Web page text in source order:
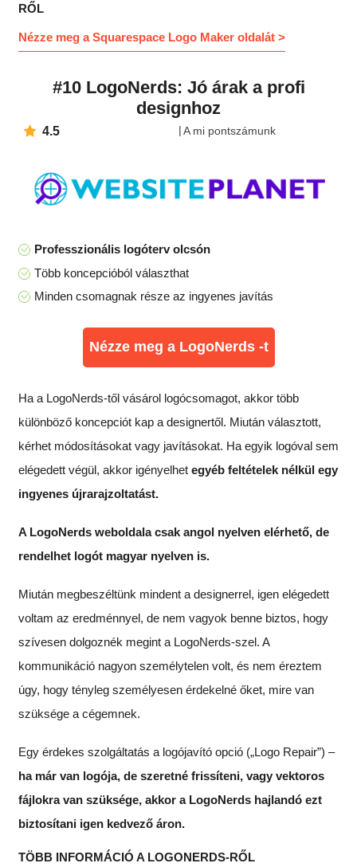
RŐL
Nézze meg a Squarespace Logo Maker oldalát >
#10 LogoNerds: Jó árak a profi
designhoz
4.5 A mi pontszámunk
Professzionális logóterv olcsón
Több koncepcióból választhat
Minden csomagnak része az ingyenes javítás
Nézze meg a LogoNerds -t
Ha a LogoNerds-től vásárol logócsomagot, akkor több
különböző koncepciót kap a designertől. Miután választott,
kérhet módosításokat vagy javításokat. Ha egyik logóval sem
elégedett végül, akkor igényelhet egyéb feltételek nélkül egy
ingyenes újrarajzoltatást.
A LogoNerds weboldala csak angol nyelven elérhető, de
rendelhet logót magyar nyelven is.
Miután megbeszéltünk mindent a designerrel, igen elégedett
voltam az eredménnyel, de nem vagyok benne biztos, hogy
szívesen dolgoznék megint a LogoNerds-szel. A
kommunikáció nagyon személytelen volt, és nem éreztem
úgy, hogy tényleg személyesen érdekelné őket, mire van
szüksége a cégemnek.
Egy érdekes szolgáltatás a logójavító opció („Logo Repair”) –
ha már van logója, de szeretné frissíteni, vagy vektoros
fájlokra van szüksége, akkor a LogoNerds hajlandó ezt
biztosítani igen kedvező áron.
TÖBB INFORMÁCIÓ A LOGONERDS-RŐL